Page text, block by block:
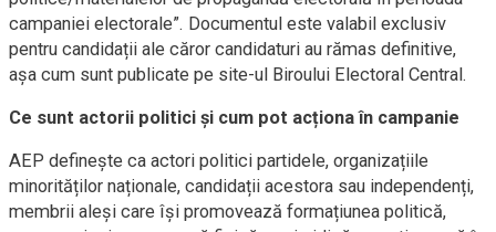
campaniei electorale”. Documentul este valabil exclusiv
pentru candidații ale căror candidaturi au rămas definitive,
așa cum sunt publicate pe site-ul Biroului Electoral Central.
Ce sunt actorii politici și cum pot acționa în campanie
AEP definește ca actori politici partidele, organizațiile
minorităților naționale, candidații acestora sau independenți,
membrii aleși care își promovează formațiunea politică,